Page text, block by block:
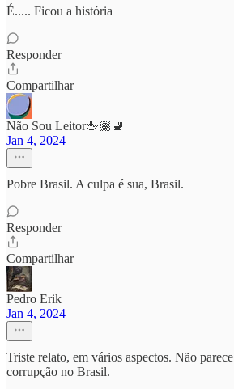
É..... Ficou a história
Responder
Compartilhar
Não Sou Leitor🖕🏽🚽
Jan 4, 2024
Pobre Brasil. A culpa é sua, Brasil.
Responder
Compartilhar
Pedro Erik
Jan 4, 2024
Triste relato, em vários aspectos. Não
corrupção no Brasil.